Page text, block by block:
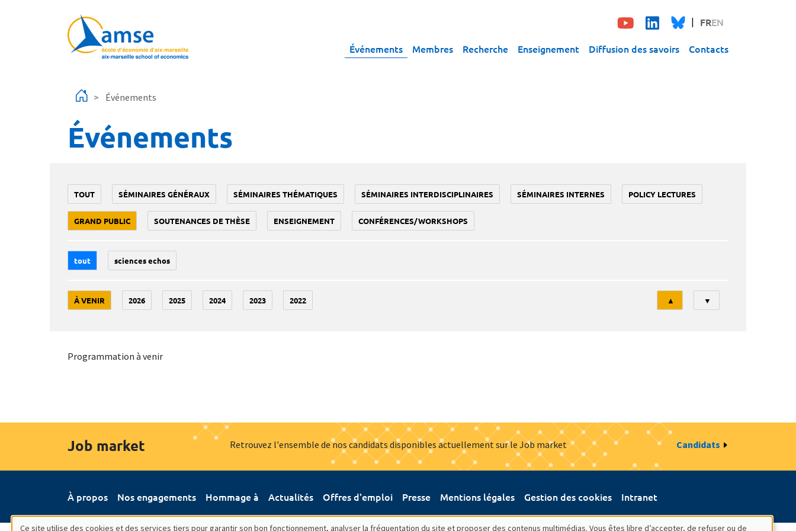
FREN
Événements Membres Recherche Enseignement Diffusion des savoirs Contacts
Événements
Événements
TOUT SÉMINAIRES GÉNÉRAUX SÉMINAIRES THÉMATIQUES SÉMINAIRES INTERDISCIPLINAIRES SÉMINAIRES INTERNES POLICY LECTURES
GRAND PUBLIC SOUTENANCES DE THÈSE ENSEIGNEMENT CONFÉRENCES/WORKSHOPS
tout sciences echos
À VENIR 2026 2025 2024 2023 2022
Tri
▲ ▼
Programmation à venir
Job market Retrouvez l'ensemble de nos candidats disponibles actuellement sur le Job market Candidats
À propos Nos engagements Hommage à Actualités Offres d'emploi Presse Mentions légales Gestion des cookies Intranet
Ce site utilise des cookies et des services tiers pour garantir son bon fonctionnement, analyser la fréquentation du site et proposer des contenus multimédias. Vous êtes libre d’accepter, de refuser ou de